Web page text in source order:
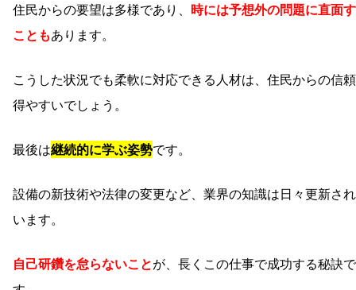
住民からの要望は多様であり、 時には予想外の問題に直面
こともあります。
こうした状況でも柔軟に対応できる人材は、住民からの信
得やすいでしょう。
最後は継続的に学ぶ姿勢です。
設備の新技術や法律の変更など、業界の知識は日々更新さ
います。
自己研鑽を怠らないことが、長くこの仕事で成功する秘訣で